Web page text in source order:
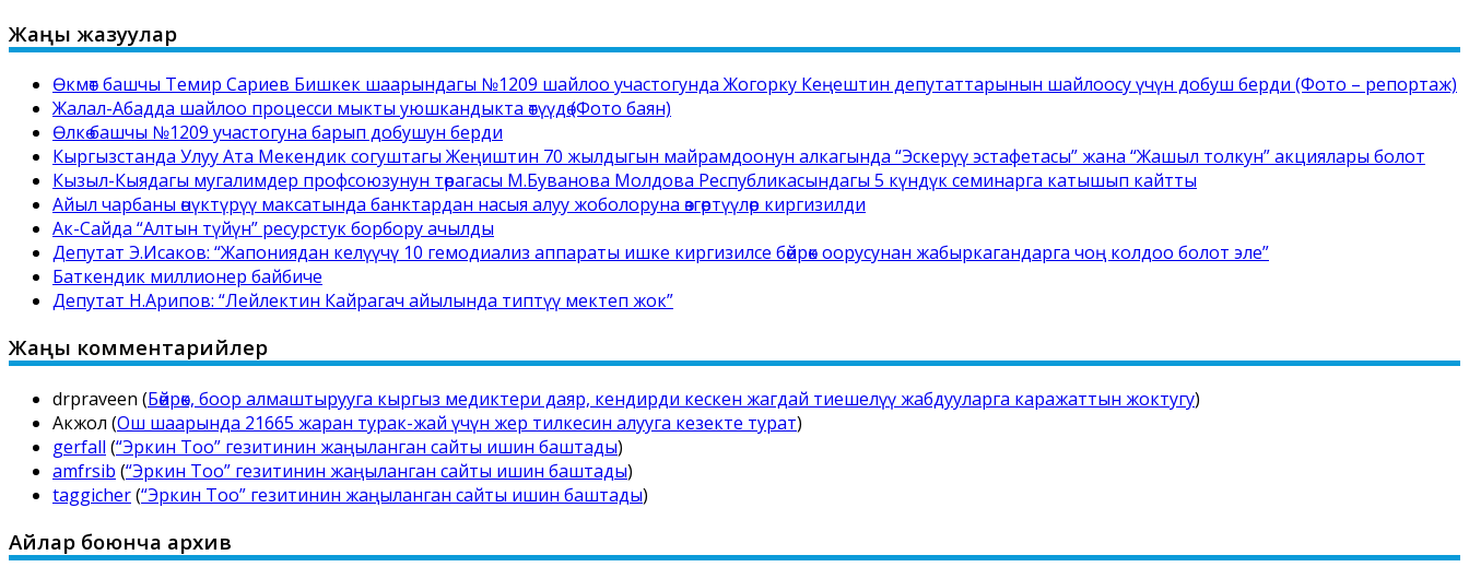
Жаңы жазуулар
Өкмөт башчы Темир Сариев Бишкек шаарындагы №1209 шайлоо участогунда Жогорку Кеңештин депутаттарынын шайлоосу үчүн добуш берди (Фото – репортаж)
Жалал-Абадда шайлоо процесси мыкты уюшкандыкта өтүүдө (Фото баян)
Өлкө башчы №1209 участогуна барып добушун берди
Кыргызстанда Улуу Ата Мекендик согуштагы Жеңиштин 70 жылдыгын майрамдоонун алкагында “Эскерүү эстафетасы” жана “Жашыл толкун” акциялары болот
Кызыл-Кыядагы мугалимдер профсоюзунун төрагасы М.Буванова Молдова Республикасындагы 5 күндүк семинарга катышып кайтты
Айыл чарбаны өнүктүрүү максатында банктардан насыя алуу жоболоруна өзгөртүүлөр киргизилди
Ак-Сайда “Алтын түйүн” ресурстук борбору ачылды
Депутат Э.Исаков: “Жапониядан келүүчү 10 гемодиализ аппараты ишке киргизилсе бөйрөк оорусунан жабыркагандарга чоң колдоо болот эле”
Баткендик миллионер байбиче
Депутат Н.Арипов: “Лейлектин Кайрагач айылында типтүү мектеп жок”
Жаңы комментарийлер
drpraveen (Бөйрөк, боор алмаштырууга кыргыз медиктери даяр, кендирди кескен жагдай тиешелүү жабдууларга каражаттын жоктугу)
Акжол (Ош шаарында 21665 жаран турак-жай үчүн жер тилкесин алууга кезекте турат)
gerfall (“Эркин Тоо” гезитинин жаңыланган сайты ишин баштады)
amfrsib (“Эркин Тоо” гезитинин жаңыланган сайты ишин баштады)
taggicher(“Эркин Тоо” гезитинин жаңыланган сайты ишин баштады)
Айлар боюнча архив